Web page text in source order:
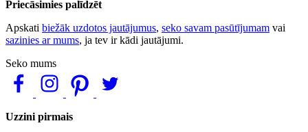
Priecāsimies palīdzēt
Apskati biežāk uzdotos jautājumus, seko savam pasūtījumam vai
sazinies ar mums, ja tev ir kādi jautājumi.
Seko mums
Uzzini pirmais